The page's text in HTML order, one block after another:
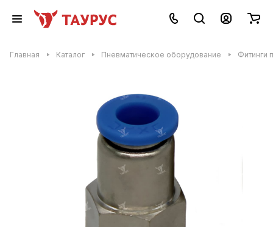
Главная Каталог Пневматическое оборудование Фитинги